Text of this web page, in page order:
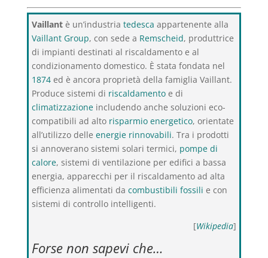
Vaillantè un’industria tedesca appartenente alla
Vaillant Group, con sede a Remscheid, produttrice
di impianti destinati al riscaldamento e al
condizionamento domestico. È stata fondata nel
1874ed è ancora proprietà della famiglia Vaillant.
Produce sistemi di riscaldamentoe di
climatizzazioneincludendo anche soluzioni eco-
compatibili ad alto risparmio energetico, orientate
all’utilizzo delle energie rinnovabili. Tra i prodotti
si annoverano sistemi solari termici, pompe di
calore, sistemi di ventilazione per edifici a bassa
energia, apparecchi per il riscaldamento ad alta
efficienza alimentati da combustibili fossili e con
sistemi di controllo intelligenti.
[Wikipedia]
Forse non sapevi che…